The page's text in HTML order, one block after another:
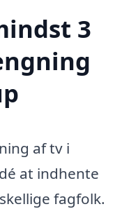
3
af tv i
at indhente
fagfolk.